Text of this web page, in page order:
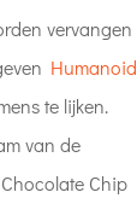
vervangen
Humanoid
te lijken.
van de
Chip